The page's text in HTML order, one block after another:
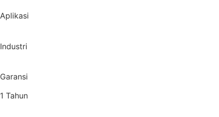
Aplikasi
Industri
Garansi
1 Tahun